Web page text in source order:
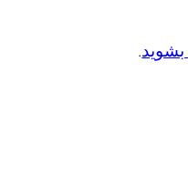
بشوید.